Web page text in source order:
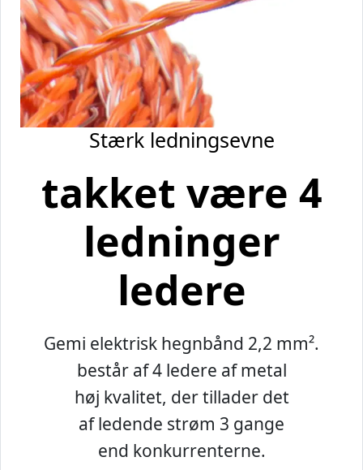
Stærk ledningsevne
takket være 4
ledninger
ledere
Gemi elektrisk hegnbånd 2,2 mm².
består af 4 ledere af metal
høj kvalitet, der tillader det
af ledende strøm 3 gange
end konkurrenterne.